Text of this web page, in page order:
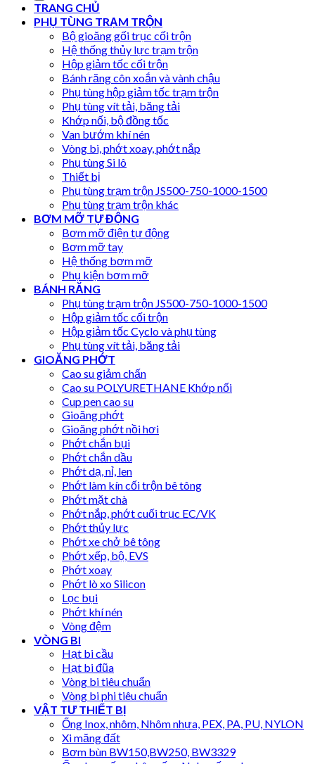
TRANG CHỦ
PHỤ TÙNG TRẠM TRỘN
Bộ gioăng gối trục cối trộn
Hệ thống thủy lực trạm trộn
Hộp giảm tốc cối trộn
Bánh răng côn xoắn và vành chậu
Phụ tùng hộp giảm tốc trạm trộn
Phụ tùng vít tải, băng tải
Khớp nối, bộ đồng tốc
Van bướm khí nén
Vòng bi, phớt xoay, phớt nắp
Phụ tùng Si lô
Thiết bị
Phụ tùng trạm trộn JS500-750-1000-1500
Phụ tùng trạm trộn khác
BƠM MỠ TỰ ĐỘNG
Bơm mỡ điện tự động
Bơm mỡ tay
Hệ thống bơm mỡ
Phụ kiện bơm mỡ
BÁNH RĂNG
Phụ tùng trạm trộn JS500-750-1000-1500
Hộp giảm tốc cối trộn
Hộp giảm tốc Cyclo và phụ tùng
Phụ tùng vít tải, băng tải
GIOĂNG PHỚT
Cao su giảm chấn
Cao su POLYURETHANE Khớp nối
Cup pen cao su
Gioăng phớt
Gioăng phớt nồi hơi
Phớt chắn bụi
Phớt chắn dầu
Phớt dạ, nỉ, len
Phớt làm kín cối trộn bê tông
Phớt mặt chà
Phớt nắp, phớt cuối trục EC/VK
Phớt thủy lực
Phớt xe chở bê tông
Phớt xếp, bộ, EVS
Phớt xoay
Phớt lò xo Silicon
Lọc bụi
Phớt khí nén
Vòng đệm
VÒNG BI
Hạt bi cầu
Hạt bi đũa
Vòng bi tiêu chuẩn
Vòng bi phi tiêu chuẩn
VẬT TƯ THIẾT BỊ
Ống Inox, nhôm, Nhôm nhựa, PEX, PA, PU, NYLON
Xi măng đất
Bơm bùn BW150,BW250, BW3329